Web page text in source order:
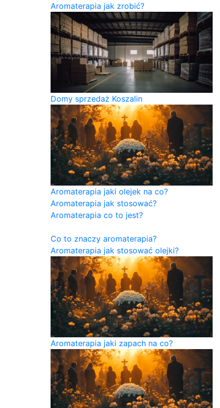
Aromaterapia jak zrobić?
Domy sprzedaż Koszalin
Aromaterapia jaki olejek na co?
Aromaterapia jak stosować?
Aromaterapia co to jest?
Co to znaczy aromaterapia?
Aromaterapia jak stosować olejki?
Aromaterapia jaki zapach na co?